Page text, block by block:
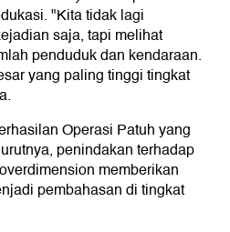
"Kita tidak lagi
saja, tapi melihat
penduduk dan kendaraan.
yang paling tinggi tingkat
Operasi Patuh yang
penindakan terhadap
memberikan
pembahasan di tingkat